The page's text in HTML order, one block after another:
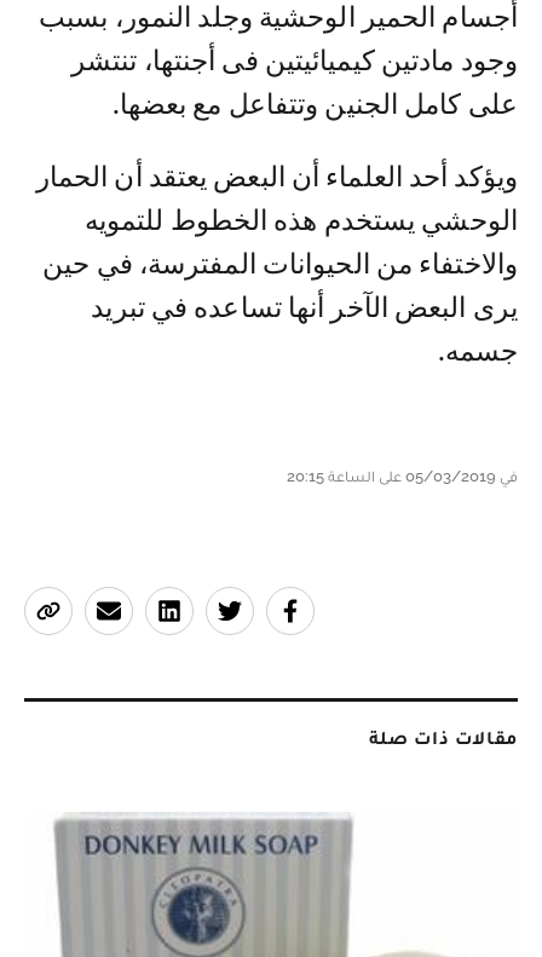
أجسام الحمير الوحشية وجلد النمور، بسبب
وجود مادتين كيميائيتين فى أجنتها، تنتشر
على كامل الجنين وتتفاعل مع بعضها.
ويؤكد أحد العلماء أن البعض يعتقد أن الحمار
الوحشي يستخدم هذه الخطوط للتمويه
والاختفاء من الحيوانات المفترسة، في حين
يرى البعض الآخر أنها تساعده في تبريد
جسمه.
في 05/03/2019 على الساعة 20:15
مقالات ذات صلة